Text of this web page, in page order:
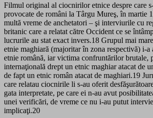
Filmul original al ciocnirilor etnice despre care
provocate de români la Târgu Mureş, în martie
multă vreme de anchetatori – şi interviurile cu
britanic care a relatat către Occident ce se
lucrurile au stat exact invers.18 Grupul mai
etnie maghiară (majoritar în zona respectivă) i-a
etnie română, iar victima confruntărilor brutale,
internaţională drept un etnic maghiar atacat de
de fapt un etnic român atacat de maghiari.19
care relatau ciocnirile li s-au oferit
gata interpretate, pe care ei n-au avut
unei verificări, de vreme ce nu i-au putut
implicaţi.20